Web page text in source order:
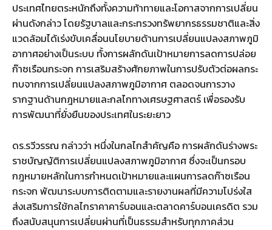
ประเทศไทยตระหนักถึงทั้งความท้าทายและโอกาสจากการเปลี่ยน
ผ่านดังกล่าว โดยรัฐบาลและกระทรวงทรัพยากรธรรมชาติและสิ่ง
แวดล้อมได้เร่งขับเคลื่อนนโยบายด้านการเปลี่ยนแปลงสภาพภูมิ
อากาศอย่างเป็นระบบ ทั้งการผลักดันเป้าหมายการลดการปล่อย
ก๊าซเรือนกระจก การเสริมสร้างศักยภาพในการปรับตัวต่อผลกระ
ทบจากการเปลี่ยนแปลงสภาพภูมิอากาศ ตลอดจนการวาง
รากฐานด้านกฎหมายและกลไกทางเศรษฐศาสตร์ เพื่อรองรับ
การพัฒนาที่ยั่งยืนของประเทศในระยะยาว
ดร.รวีวรรณ กล่าวว่า หนึ่งในกลไกสำคัญคือ การผลักดันร่างพระ
ราชบัญญัติการเปลี่ยนแปลงสภาพภูมิอากาศ ซึ่งจะเป็นกรอบ
กฎหมายหลักในการกำหนดเป้าหมายและแผนการลดก๊าซเรือน
กระจก พัฒนาระบบการติดตามและรายงานผลที่มีความโปร่งใส
ส่งเสริมการใช้กลไกราคาคาร์บอนและตลาดคาร์บอนเครดิต รวม
ถึงสนับสนุนการเปลี่ยนผ่านที่เป็นธรรมสำหรับทุกภาคส่วน